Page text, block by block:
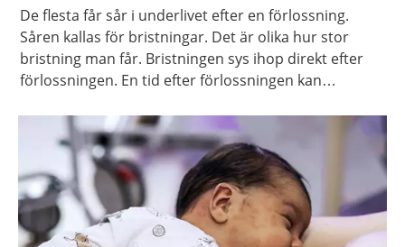
De flesta får sår i underlivet efter en förlossning.
Såren kallas för bristningar. Det är olika hur stor
bristning man får. Bristningen sys ihop direkt efter
förlossningen. En tid efter förlossningen kan
svullet. Sök vård om dina besvär inte går över.